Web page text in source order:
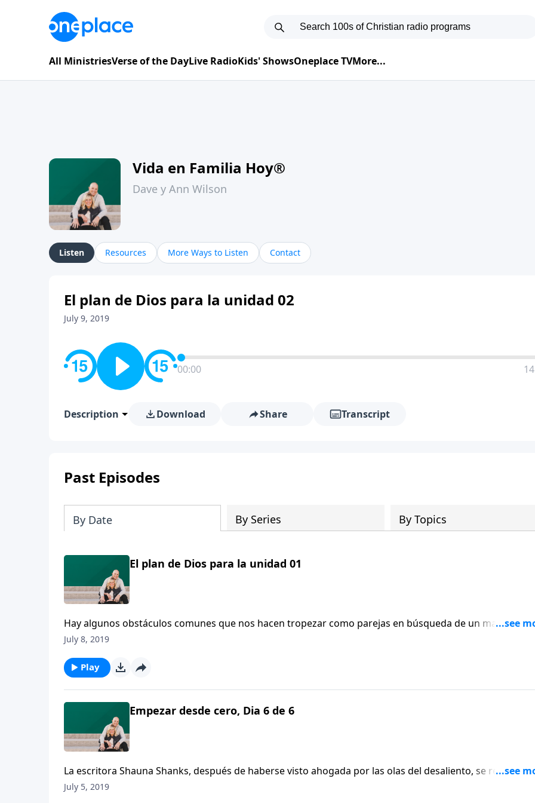
All MinistriesVerse of the DayLive RadioKids' ShowsOneplace TVMore...
Vida en Familia Hoy®
Dave y Ann Wilson
Listen Resources More Ways to Listen Contact
El plan de Dios para la unidad 02
July 9, 2019
00:00
Description Download Share Transcript
Past Episodes
By Date By Series By Topics
El plan de Dios para la unidad 01
Hay algunos obstáculos comunes que nos hacen tropezar como parejas en búsqueda de un
piadoso. La unión de un hombre y una mujer deberían resultar en la independencia de los padres y la
July 8, 2019
Play
Empezar desde cero, Dia 6 de 6
La escritora Shauna Shanks, después de haberse visto ahogada por las olas del desaliento, se rehusó a
renunciar a su matrimonio. Ella comparte qué la inspiró a entregarse completamente en obediencia a
July 5, 2019